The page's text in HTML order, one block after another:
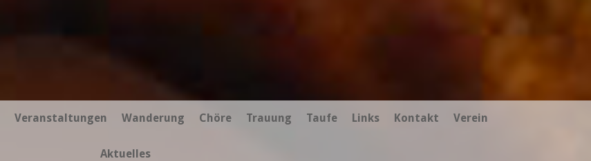
Veranstaltungen Wanderung Chöre Trauung Taufe Links Kontakt Verein
Aktuelles